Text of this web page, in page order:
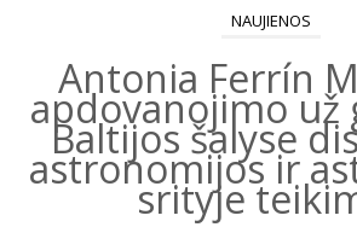
NAUJIENOS
Antonia Ferrín
apdovanojimo už
Baltijos šalyse
astronomijos ir
srityje